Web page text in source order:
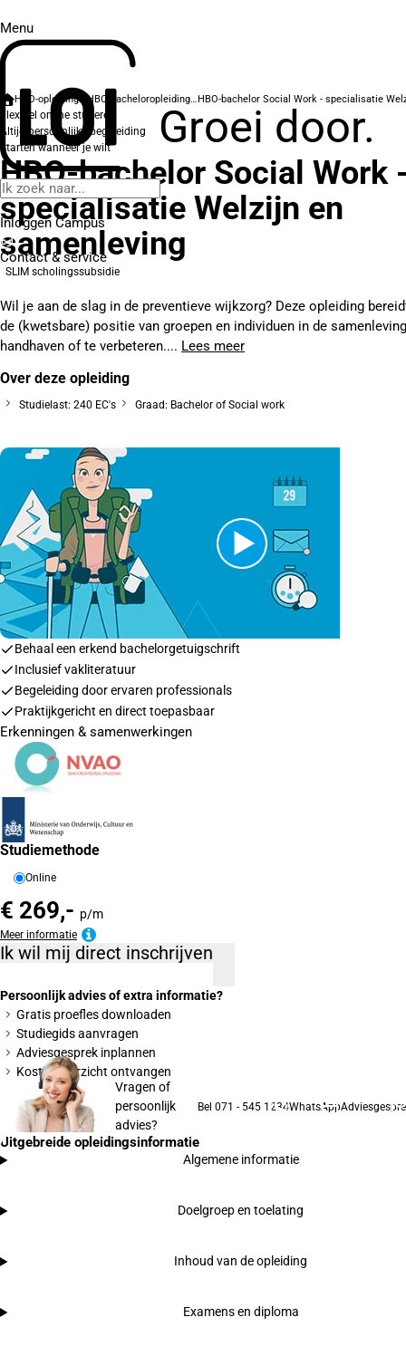
Menu
Groei door.
Inloggen Campus
Contact& service
HBO-opleidingen HBO-bacheloropleidingen
Flexibel online studeren
Altijd persoonlijke begeleiding
Starten wanneer je wilt
HBO-bachelor Social Work
specialisatie Welzijn en
samenleving
SLIM scholingssubsidie
Wil je aan de slag in de preventieve wijkzorg? Deze opleiding
de (kwetsbare) positie van groepen en individuen in de
handhaven of te verbeteren.... Lees meer
Over deze opleiding
Studielast: 240 EC's Graad: Bachelor of Social work
Behaal een erkend bachelorgetuigschrift
Inclusief vakliteratuur
Begeleiding door ervaren professionals
Praktijkgericht en direct toepasbaar
Erkenningen & samenwerkingen
Studiemethode
Online
€ 269,- p/m
Meer informatie
Ik wil mij direct inschrijven
Persoonlijk advies of extra informatie?
Gratis proefles downloaden
Studiegids aanvragen
Adviesgesprek inplannen
Kostenoverzicht ontvangen
Vragen of
persoonlijk
advies?
Bel 071 - 545 1234WhatsApp
Uitgebreide opleidingsinformatie
Algemene informatie
Doelgroep en toelating
Inhoud van de opleiding
Examens en diploma